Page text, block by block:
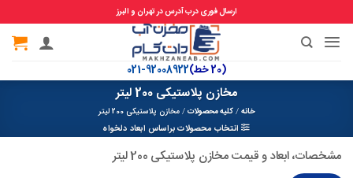
ارسال فوری درب آدرس در تهران و البرز
Skip
content
(20 خط) 92008922-021
مخازن پلاستیکی 200 لیتر
خانه / کلیه محصولات /مخازن پلاستیکی 200 لیتر
انتخاب محصولات براساس ابعاد دلخواه
مشخصات، ابعاد و قیمت مخازن پلاستیکی 200 لیتر